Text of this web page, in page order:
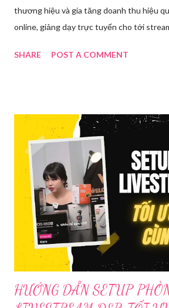
thương hiệu và gia tăng doanh thu hiệu
online, giảng dạy trực tuyến cho tới
Trong bài viết dưới đây, chúng tôi sẽ giới
mạng xã hội hoặc website theo thời gian
được điều này, người dùng cần đến sự
chuyên biệt giúp xử lý hình ảnh, âm thanh,
định. Những công cụ hỗ trợ livestream
phần mềm Livestream không chỉ phục vụ
mà còn là trợ thủ đắc lực cho nhà bán
doanh nghiệp, nhà sáng tạo nội dung.
mềm sẽ giúp bu...
SHARE POST A COMMENT
HƯỚNG DẪN SETUP